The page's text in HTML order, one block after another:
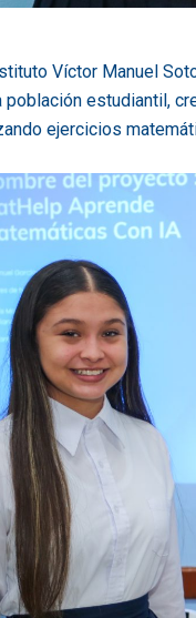
Víctor Manuel
población estudiantil,
ejercicios